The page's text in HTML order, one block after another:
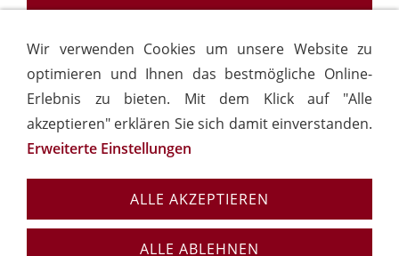
AUF DEN MERKZETTEL
Widerrufsrecht
Belvino in Goslar
Vertrag widerrufen
Wir verwenden Cookies um unsere Website zu
optimieren und Ihnen das bestmögliche Online-
Erlebnis zu bieten. Mit dem Klick auf "Alle
akzeptieren" erklären Sie sich damit einverstanden.
Erweiterte Einstellungen
ALLE AKZEPTIEREN
ALLE ABLEHNEN